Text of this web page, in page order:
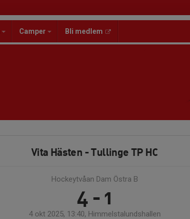
Camper Bli medlem
Vita Hästen - Tullinge TP HC
Hockeytvåan Dam Östra B
4 - 1
4 okt 2025, 13:40, Himmelstalundshallen